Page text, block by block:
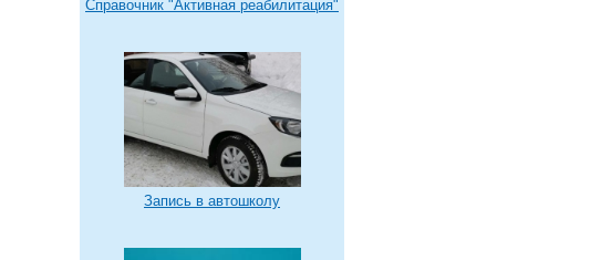
Справочник "Активная реабилитация"
Запись в автошколу